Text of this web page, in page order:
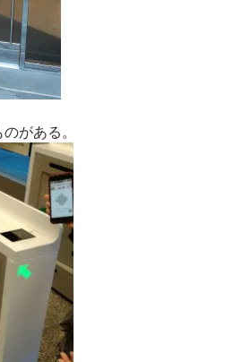
がある。